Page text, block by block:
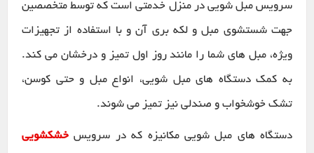
سرویس مبل شویی در منزل خدمتی است که توسط متخصصین
جهت شستشوی مبل و لکه بری آن و با استفاده از تجهیزات
ویژه، مبل های شما را مانند روز اول تمیز و درخشان می کند.
به کمک دستگاه های مبل شویی، انواع مبل و حتی کوسن،
تشک خوشخواب و صندلی نیز تمیز می شوند.
دستگاه های مبل شویی مکانیزه که در سرویس خشکشویی